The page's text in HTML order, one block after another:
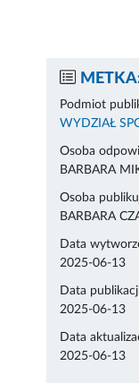
Podmiot
WYDZIAŁ
Osoba
BARBARA
Osoba
BARBARA
Data
2025-06-13
Data
2025-06-13
Data
2025-06-13